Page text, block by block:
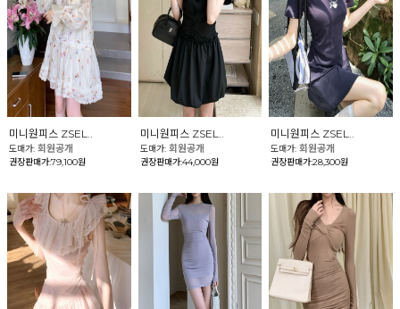
미니원피스 ZSEL..
도매가: 회원공개
권장판매가:79,100원
미니원피스 ZSEL..
도매가: 회원공개
권장판매가:44,000원
미니원피스 ZSEL..
도매가:회원공개
권장판매가:28,300원